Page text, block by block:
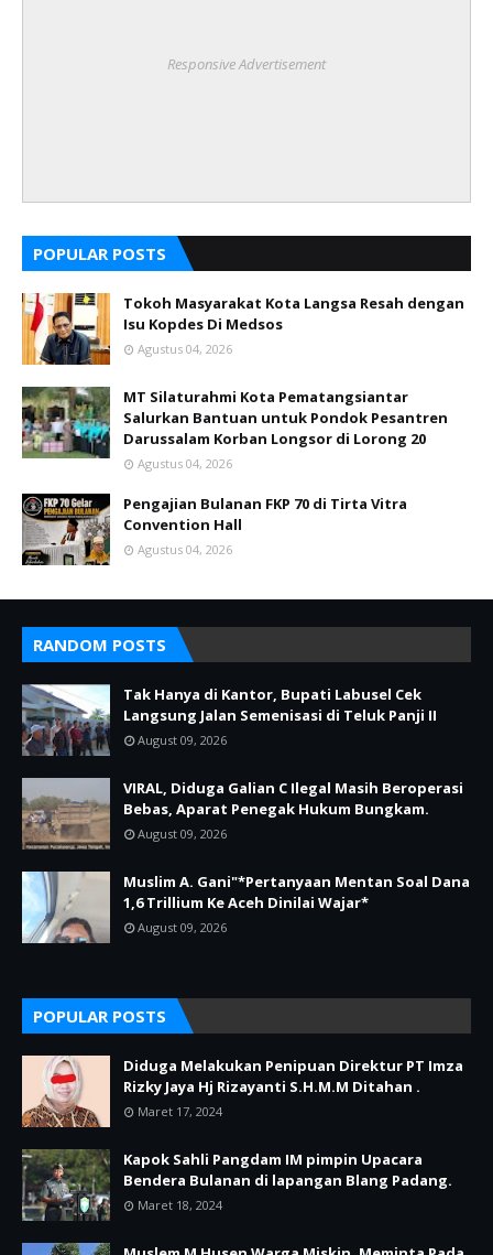
Responsive Advertisement
POPULAR POSTS
Tokoh Masyarakat Kota Langsa Resah dengan
Isu Kopdes Di Medsos
Agustus 04, 2026
MT Silaturahmi Kota Pematangsiantar
Salurkan Bantuan untuk Pondok Pesantren
Darussalam Korban Longsor di Lorong 20
Agustus 04, 2026
Pengajian Bulanan FKP 70 di Tirta Vitra
Convention Hall
Agustus 04, 2026
RANDOM POSTS
Tak Hanya di Kantor, Bupati Labusel Cek
Langsung Jalan Semenisasi di Teluk Panji II
August 09, 2026
VIRAL, Diduga Galian C Ilegal Masih Beroperasi
Bebas, Aparat Penegak Hukum Bungkam.
August 09, 2026
Muslim A. Gani"*Pertanyaan Mentan Soal Dana
1,6 Trillium Ke Aceh Dinilai Wajar*
August 09, 2026
POPULAR POSTS
Diduga Melakukan Penipuan Direktur PT Imza
Rizky Jaya Hj Rizayanti S.H.M.M Ditahan .
Maret 17, 2024
Kapok Sahli Pangdam IM pimpin Upacara
Bendera Bulanan di lapangan Blang Padang.
Maret 18, 2024